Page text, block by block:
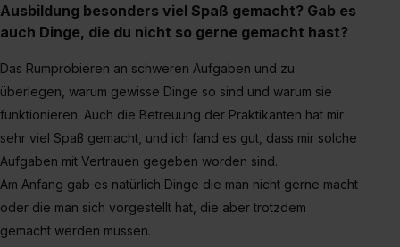
Ausbildung besonders viel Spaß gemacht? Gab es
auch Dinge, die du nicht so gerne gemacht hast?
Das Rumprobieren an schweren Aufgaben und zu
überlegen, warum gewisse Dinge so sind und warum sie
funktionieren. Auch die Betreuung der Praktikanten hat mir
sehr viel Spaß gemacht, und ich fand es gut, dass mir solche
Aufgaben mit Vertrauen gegeben worden sind.
Am Anfang gab es natürlich Dinge die man nicht gerne macht
oder die man sich vorgestellt hat, die aber trotzdem
gemacht werden müssen.